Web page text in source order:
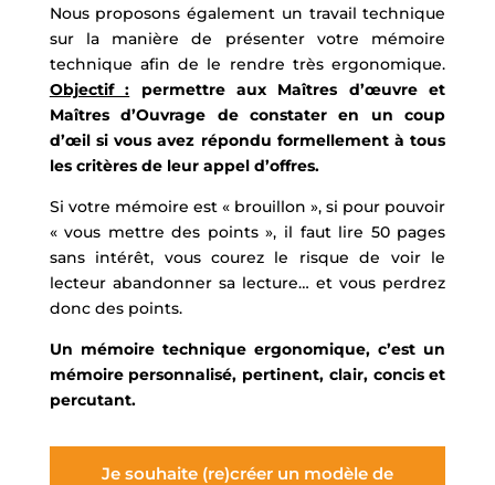
Nous proposons également un travail technique
sur la manière de présenter votre mémoire
technique afin de le rendre très ergonomique.
Objectif : permettre aux Maîtres d’œuvre et
Maîtres d’Ouvrage de constater en un coup
d’œil si vous avez répondu formellement à tous
les critères de leur appel d’offres.
Si votre mémoire est « brouillon », si pour pouvoir
« vous mettre des points », il faut lire 50 pages
sans intérêt, vous courez le risque de voir le
lecteur abandonner sa lecture… et vous perdrez
donc des points.
Un mémoire technique ergonomique, c’est un
mémoire personnalisé, pertinent, clair, concis et
percutant.
Je souhaite (re)créer un modèle de